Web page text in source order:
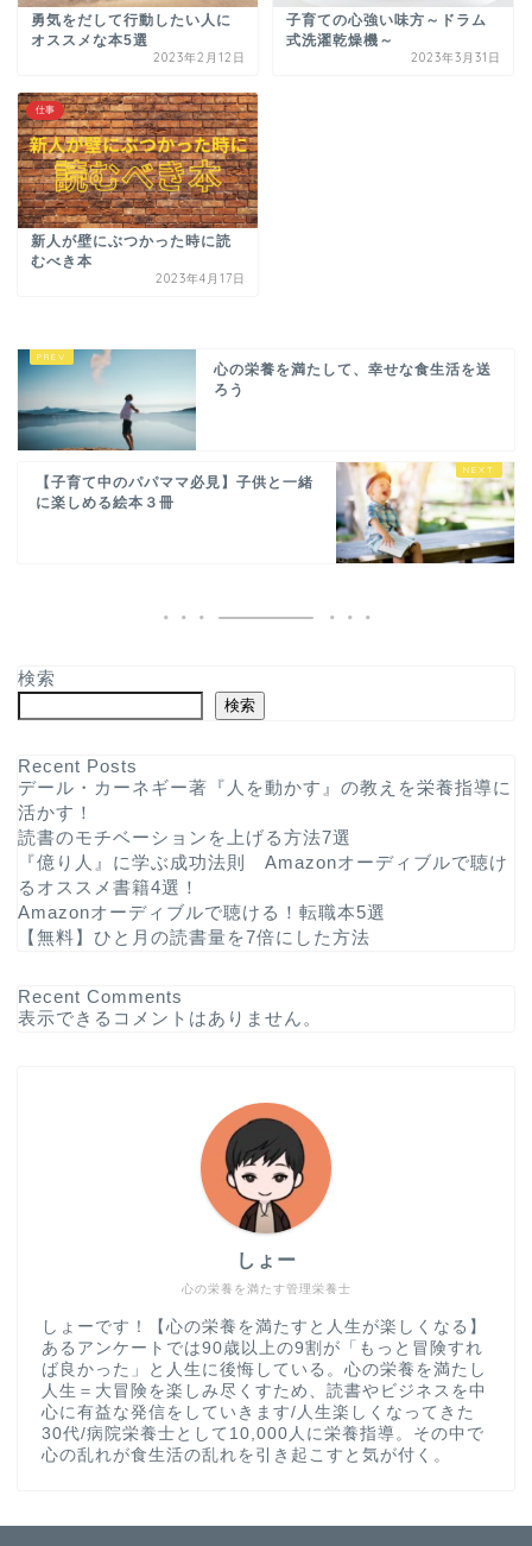
勇気をだして行動したい人に
オススメな本5選
2023年2月12日
子育ての心強い味方～ドラム
式洗濯乾燥機～
2023年3月31日
仕事
新人が壁にぶつかった時に読
むべき本
2023年4月17日
心の栄養を満たして、幸せな食生活を送
ろう
【子育て中のパパママ必見】子供と一緒
に楽しめる絵本３冊
検索
検索
Recent Posts
デール・カーネギー著『人を動かす』の教えを栄養指導に
活かす！
読書のモチベーションを上げる方法7選
『億り人』に学ぶ成功法則 Amazonオーディブルで聴け
るオススメ書籍4選！
Amazonオーディブルで聴ける！転職本5選
【無料】ひと月の読書量を7倍にした方法
Recent Comments
表示できるコメントはありません。
心の栄養を満たす管理栄養士
しょー
しょーです！【心の栄養を満たすと人生が楽しくなる】
あるアンケートでは90歳以上の9割が「もっと冒険すれ
ば良かった」と人生に後悔している。心の栄養を満たし
人生＝大冒険を楽しみ尽くすため、読書やビジネスを中
心に有益な発信をしていきます/人生楽しくなってきた
30代/病院栄養士として10,000人に栄養指導。その中で
心の乱れが食生活の乱れを引き起こすと気が付く。
ホーム
書評
食事